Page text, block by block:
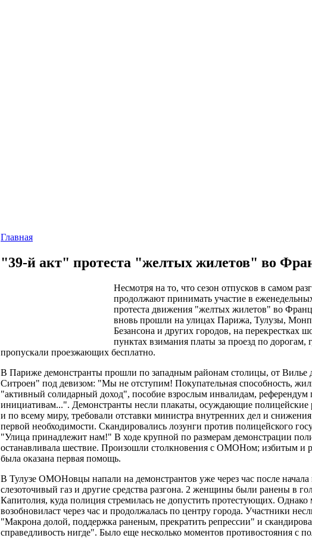
Главная
"39-й акт" протеста "желтых жилетов" во
Несмотря на то, что сезон отпусков в самом
продолжают принимать участие в
протеста движения "желтых жилетов" во
вновь прошли на улицах Парижа, Тулузы,
Безансона и других городов, на перекрестках
пунктах взимания платы за проезд по дорогам,
пропускали проезжающих бесплатно.
В Париже демонстранты прошли по западным районам столицы, от Вилье
Ситроен" под девизом: "Мы не отступим! Покупательная способность,
"активный солидарный доход", пособие взрослым инвалидам, референдум
инициативам...". Демонстранты несли плакаты, осуждающие полицейские
и по всему миру, требовали отставки министра внутренних дел и
первой необходимости. Скандировались лозунги против полицейского
"Улица принадлежит нам!" В ходе крупной по размерам демонстрации
останавливала шествие. Произошли столкновения с ОМОНом; избитым и
была оказана первая помощь.
В Тулузе ОМОНовцы напали на демонстрантов уже через час после
слезоточивый газ и другие средства разгона. 2 женщины были ранены в
Капитолия, куда полиция стремилась не допустить протестующих. Однако
возобновиласт через час и продолжалась по центру города. Участники
"Макрона долой, поддержка раненым, прекратить репрессии" и
справедливость нигде". Было еще несколько моментов противостояния с